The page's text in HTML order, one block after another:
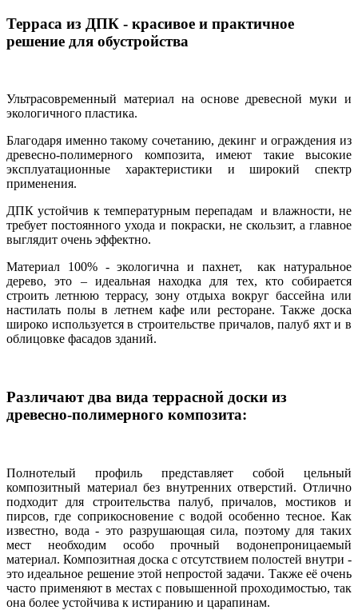
Терраса из ДПК - красивое и практичное
решение для обустройства
Ультрасовременный материал на основе древесной муки и
экологичного пластика.
Благодаря именно такому сочетанию, декинг и ограждения из
древесно-полимерного композита, имеют такие высокие
эксплуатационные характеристики и широкий спектр
применения.
ДПК устойчив к температурным перепадам и влажности, не
требует постоянного ухода и покраски, не скользит, а главное
выглядит очень эффектно.
Материал 100% - экологична и пахнет, как натуральное
дерево, это – идеальная находка для тех, кто собирается
строить летнюю террасу, зону отдыха вокруг бассейна или
настилать полы в летнем кафе или ресторане. Также доска
широко используется в строительстве причалов, палуб яхт и в
облицовке фасадов зданий.
Различают два вида террасной доски из
древесно-полимерного композита:
Полнотелый профиль представляет собой цельный
композитный материал без внутренних отверстий. Отлично
подходит для строительства палуб, причалов, мостиков и
пирсов, где соприкосновение с водой особенно тесное. Как
известно, вода - это разрушающая сила, поэтому для таких
мест необходим особо прочный водонепроницаемый
материал. Композитная доска с отсутствием полостей внутри -
это идеальное решение этой непростой задачи. Также её очень
часто применяют в местах с повышенной проходимостью, так
она более устойчива к истиранию и царапинам.